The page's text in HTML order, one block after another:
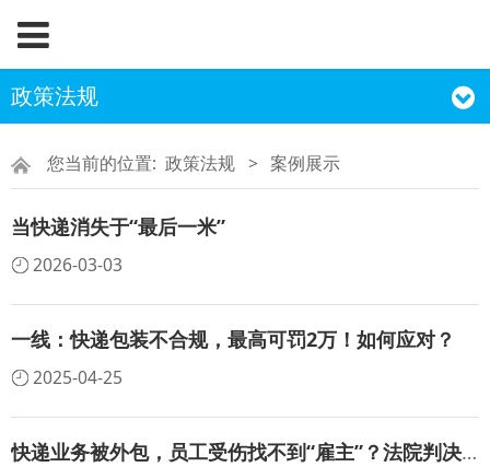
政策法规
您当前的位置: 政策法规 > 案例展示
当快递消失于“最后一米”
2026-03-03
一线：快递包装不合规，最高可罚2万！如何应对？
2025-04-25
快递业务被外包，员工受伤找不到“雇主”？法院判决存在劳动关系！